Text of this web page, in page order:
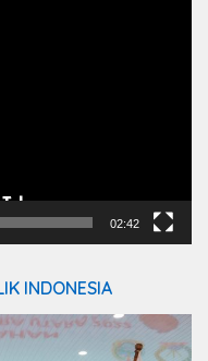
02:42
INDONESIA